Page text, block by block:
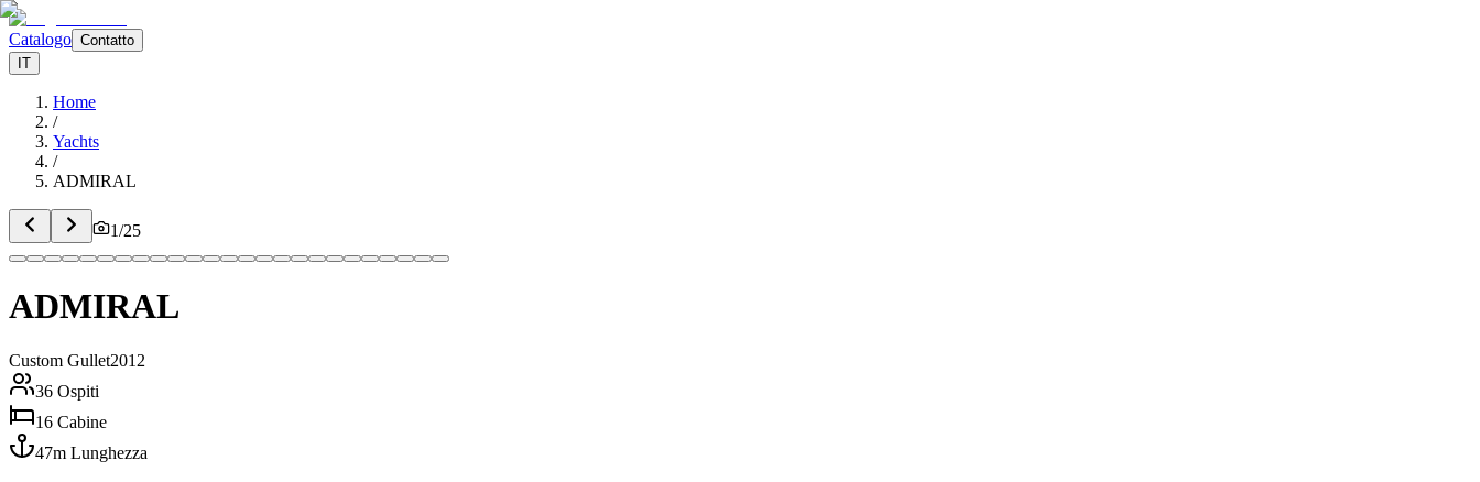
Catalogo Contatto
IT
Home
/
Yachts
/
ADMIRAL
1/25
ADMIRAL
Custom Gullet2012
36 Ospiti
16 Cabine
47m Lunghezza